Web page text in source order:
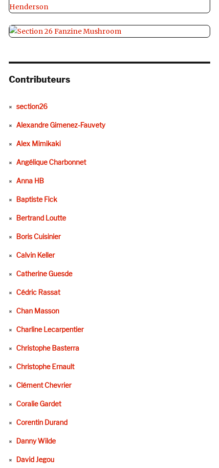
Contributeurs
section26
Alexandre Gimenez-Fauvety
Alex Mimikaki
Angélique Charbonnet
Anna HB
Baptiste Fick
Bertrand Loutte
Boris Cuisinier
Calvin Keller
Catherine Guesde
Cédric Rassat
Chan Masson
Charline Lecarpentier
Christophe Basterra
Christophe Ernault
Clément Chevrier
Coralie Gardet
Corentin Durand
Danny Wilde
David Jegou